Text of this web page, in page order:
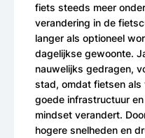
fiets steeds meer
verandering in de
langer als optioneel
dagelijkse gewoonte.
nauwelijks gedragen,
stad, omdat fietsen
goede infrastructuur
mindset verandert.
hogere snelheden en